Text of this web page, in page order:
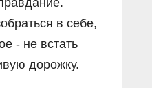
в себе,
- не встать
дорожку.